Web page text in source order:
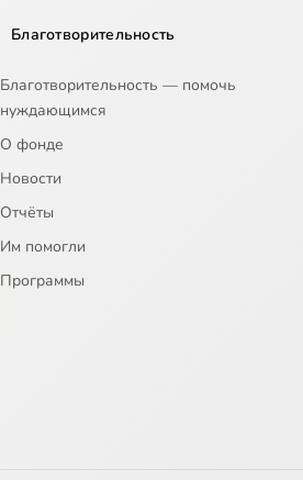
Благотворительность
Благотворительность — помочь
нуждающимся
О фонде
Новости
Отчёты
Им помогли
Программы